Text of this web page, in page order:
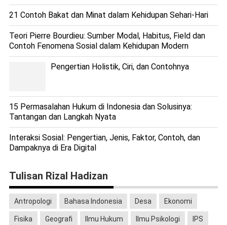
21 Contoh Bakat dan Minat dalam Kehidupan Sehari-Hari
Teori Pierre Bourdieu: Sumber Modal, Habitus, Field dan
Contoh Fenomena Sosial dalam Kehidupan Modern
Pengertian Holistik, Ciri, dan Contohnya
15 Permasalahan Hukum di Indonesia dan Solusinya:
Tantangan dan Langkah Nyata
Interaksi Sosial: Pengertian, Jenis, Faktor, Contoh, dan
Dampaknya di Era Digital
Tulisan Rizal Hadizan
Antropologi Bahasa Indonesia Desa Ekonomi
Fisika Geografi Ilmu Hukum Ilmu Psikologi IPS